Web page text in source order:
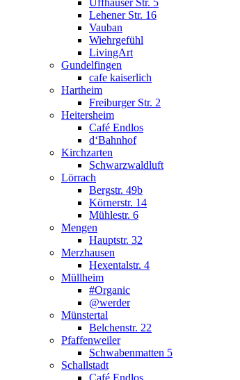
Uffhauser Str. 5
Lehener Str. 16
Vauban
Wiehrgefühl
LivingArt
Gundelfingen
cafe kaiserlich
Hartheim
Freiburger Str. 2
Heitersheim
Café Endlos
d‘Bahnhof
Kirchzarten
Schwarzwaldluft
Lörrach
Bergstr. 49b
Körnerstr. 14
Mühlestr. 6
Mengen
Hauptstr. 32
Merzhausen
Hexentalstr. 4
Müllheim
#Organic
@werder
Münstertal
Belchenstr. 22
Pfaffenweiler
Schwabenmatten 5
Schallstadt
Café Endlos